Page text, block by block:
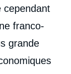
cependant
franco-
grande